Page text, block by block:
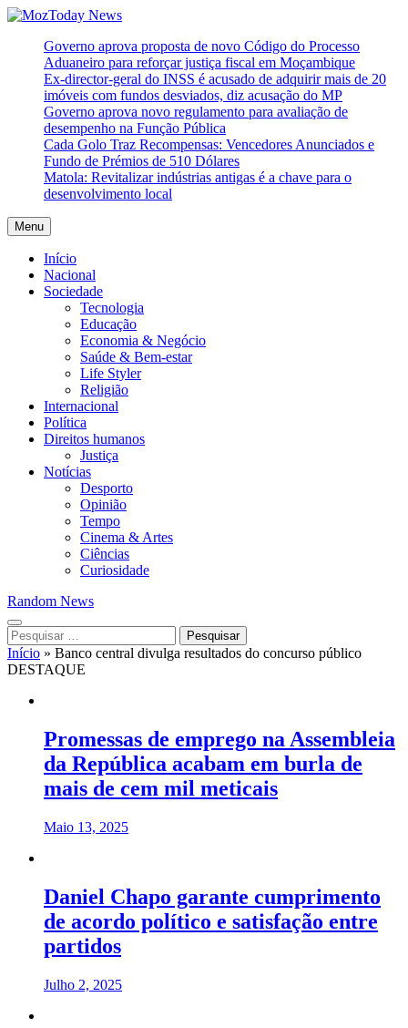
Skip
content
MozToday News
Onde a gente lê.
Governo aprova proposta de novo Código do Processo
Aduaneiro para reforçar justiça fiscal em Moçambique
Ex-director-geral do INSS é acusado de adquirir mais de 20
imóveis com fundos desviados, diz acusação do MP
Governo aprova novo regulamento para avaliação de
desempenho na Função Pública
Cada Golo Traz Recompensas: Vencedores Anunciados e
Fundo de Prémios de 510 Dólares
Matola: Revitalizar indústrias antigas é a chave para o
desenvolvimento local
Menu
Início
Nacional
Sociedade
Tecnologia
Educação
Economia & Negócio
Saúde & Bem-estar
Life Styler
Religião
Internacional
Política
Direitos humanos
Justiça
Notícias
Desporto
Opinião
Tempo
Cinema & Artes
Ciências
Curiosidade
Random News
Pesquisar
por:
Início » Banco central divulga resultados do concurso público
DESTAQUE
Promessas de emprego na Assembleia
da República acabam em burla de
mais de cem mil meticais
Maio 13, 2025
Daniel Chapo garante cumprimento
de acordo político e satisfação entre
partidos
Julho 2, 2025